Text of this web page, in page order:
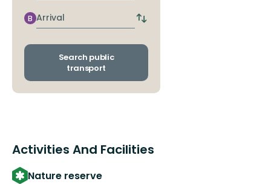
stop
Arrival
B
Switch
and
Search public
transport
Activities And Facilities
Nature reserve